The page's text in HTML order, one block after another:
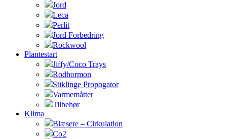
Jord
Leca
Perlit
Jord Forbedring
Rockwool
Plantestart
Jiffy/Coco Trays
Rodhormon
Stiklinge Propogator
Varmemåtter
Tilbehør
Klima
Blæsere – Cirkulation
Co2